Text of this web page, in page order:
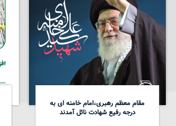
مقام معظم رهبری،امام خامنه ای به
درجه رفیع شهادت نائل آمدند